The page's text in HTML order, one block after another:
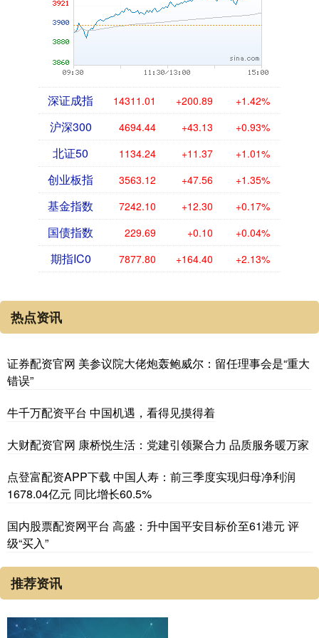
深证成指 14311.01 +200.89 +1.42%
沪深300 4694.44 +43.13 +0.93%
北证50 1134.24 +11.37 +1.01%
创业板指 3563.12 +47.56 +1.35%
基金指数 7242.10 +12.30 +0.17%
国债指数 229.69 +0.10 +0.04%
期指IC0 7877.80 +164.40 +2.13%
热点资讯
证券配资官网 美参议院大佬炮轰鲍威尔：留任理事会是“重大
错误”
牛千万配资平台 中国机遇，看得见摸得着
大财配资官网 康桥悦生活：党建引领聚合力 品质服务暖万家
点登富配资APP下载 中国人寿：前三季度实现归母净利润
1678.04亿元 同比增长60.5%
国内股票配资网平台 高盛：升中国平安目标价至61港元 评
级“买入”
推荐资讯